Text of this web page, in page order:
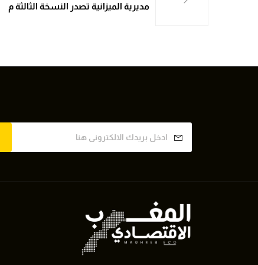
مديرية الميزانية تصدر النسخة الثالثة م